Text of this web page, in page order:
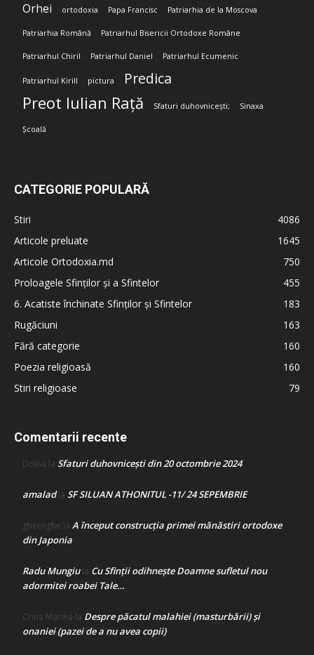
Orhei ortodoxia Papa Francisc Patriarhia de la Moscova
Patriarhia Română Patriarhul Bisericii Ortodoxe Române
Patriarhul Chiril Patriarhul Daniel Patriarhul Ecumenic
Patriarhul Kirill pictura Predica
Preot Iulian Rață Sfaturi duhovnicești; Sinaxa
Școală
CATEGORIE POPULARĂ
Stiri
4086
Articole preluate
1645
Articole Ortodoxia.md
750
Proloagele Sfinților și a Sfintelor
455
6. Acatiste închinate Sfinților și Sfintelor
183
Rugăciuni
163
Fără categorie
160
Poezia religioasă
160
Stiri religioase
79
Comentarii recente
Doina la Sfaturi duhovnicești din 20 octombrie 2024
amaladla SF SILUAN ATHONITUL -11/ 24 SEPEMBRIE
gheorghe la A început construcţia primei mănăstiri ortodoxe
din Japonia
Radu Mungiula Cu Sfinții odihnește Doamne sufletul nou
adormitei roabei Tale…
Crina Marina la Despre păcatul malahiei (masturbării) şi
onaniei (pazei de a nu avea copii)